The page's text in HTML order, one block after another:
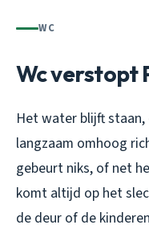
WC
Wc verstopt
Het water blijft
langzaam omhoog
gebeurt niks, of net
komt altijd op het
de deur of de